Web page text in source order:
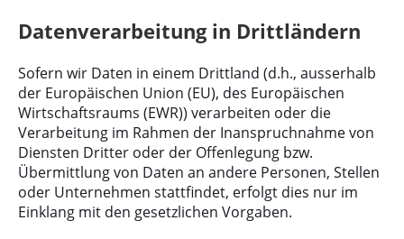
Datenverarbeitung in Drittländern
Sofern wir Daten in einem Drittland (d.h., ausserhalb
der Europäischen Union (EU), des Europäischen
Wirtschaftsraums (EWR)) verarbeiten oder die
Verarbeitung im Rahmen der Inanspruchnahme von
Diensten Dritter oder der Offenlegung bzw.
Übermittlung von Daten an andere Personen, Stellen
oder Unternehmen stattfindet, erfolgt dies nur im
Einklang mit den gesetzlichen Vorgaben.